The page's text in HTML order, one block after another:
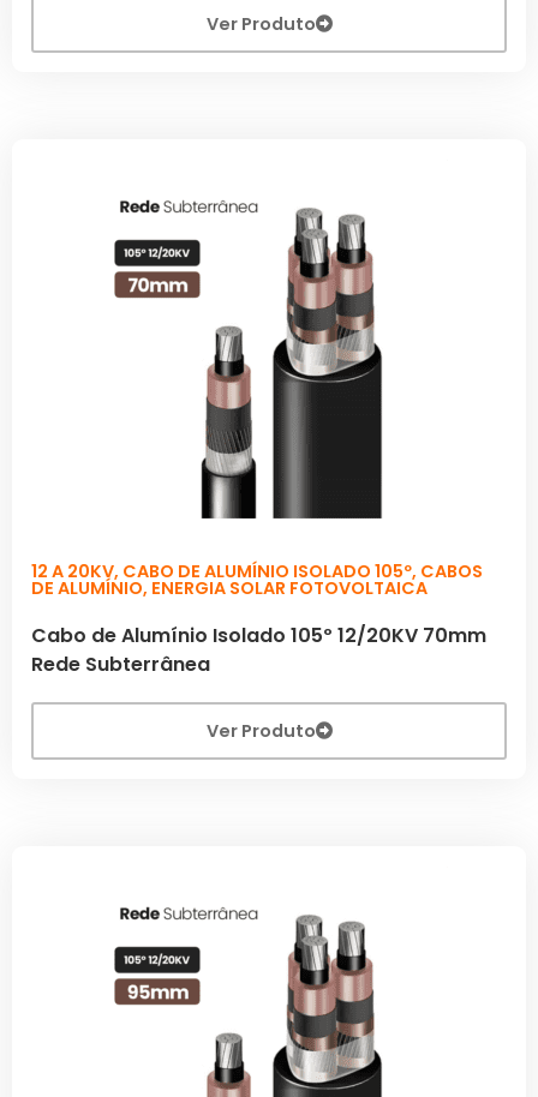
Ver Produto
12 A 20KV, CABO DE ALUMÍNIO ISOLADO 105º, CABOS
DE ALUMÍNIO, ENERGIA SOLAR FOTOVOLTAICA
Cabo de Alumínio Isolado 105º 12/20KV 70mm
Rede Subterrânea
Ver Produto